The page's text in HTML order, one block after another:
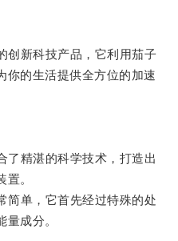
新科技产品，它利用茄子
你的生活提供全方位的加速
精湛的科学技术，打造出
。
单，它首先经过特殊的处
成分。